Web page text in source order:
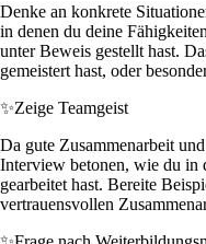
Denke an konkrete
in denen du deine
unter Beweis gestellt hast.
gemeistert hast, oder
✨Zeige Teamgeist
Da gute Zusammenarbeit
Interview betonen, wie du in
gearbeitet hast. Bereite
vertrauensvollen